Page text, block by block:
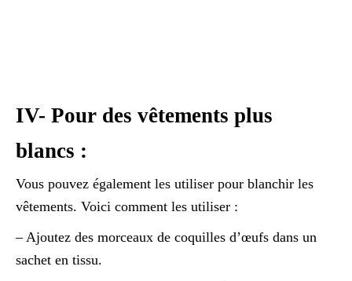
IV- Pour des vêtements plus
blancs :
Vous pouvez également les utiliser pour blanchir les
vêtements. Voici comment les utiliser :
– Ajoutez des morceaux de coquilles d’œufs dans un
sachet en tissu.